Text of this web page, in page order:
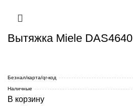
Вытяжка Miele DAS4640
Безнал/карта/qr-код
Наличные
В корзину